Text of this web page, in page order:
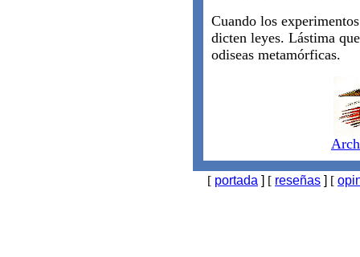
Cuando los
dicten leyes. Lástima
odiseas metamórficas.
[ portada ] [ reseñas ] [